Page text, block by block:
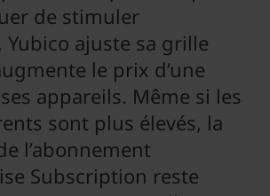
de stimuler
Yubico ajuste sa grille
le prix d’une
appareils. Même si les
sont plus élevés, la
l’abonnement
Subscription reste